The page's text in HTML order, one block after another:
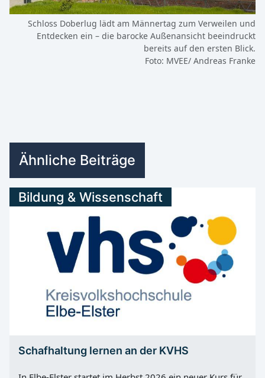
Schloss Doberlug lädt am Männertag zum Verweilen und
Entdecken ein – die barocke Außenansicht beeindruckt
bereits auf den ersten Blick.
Foto: MVEE/ Andreas Franke
Ähnliche Beiträge
Bildung & Wissenschaft
Schafhaltung lernen an der KVHS